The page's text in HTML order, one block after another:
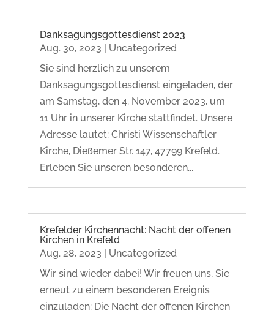
Danksagungsgottesdienst 2023
Aug. 30, 2023 | Uncategorized
Sie sind herzlich zu unserem
Danksagungsgottesdienst eingeladen, der
am Samstag, den 4. November 2023, um
11 Uhr in unserer Kirche stattfindet. Unsere
Adresse lautet: Christi Wissenschaftler
Kirche, Dießemer Str. 147, 47799 Krefeld.
Erleben Sie unseren besonderen...
Krefelder Kirchennacht: Nacht der offenen
Kirchen in Krefeld
Aug. 28, 2023
Uncategorized
Wir sind wieder dabei! Wir freuen uns, Sie
erneut zu einem besonderen Ereignis
einzuladen: Die Nacht der offenen Kirchen